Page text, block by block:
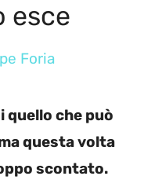
esce
Foria
quello che può
questa volta
scontato.